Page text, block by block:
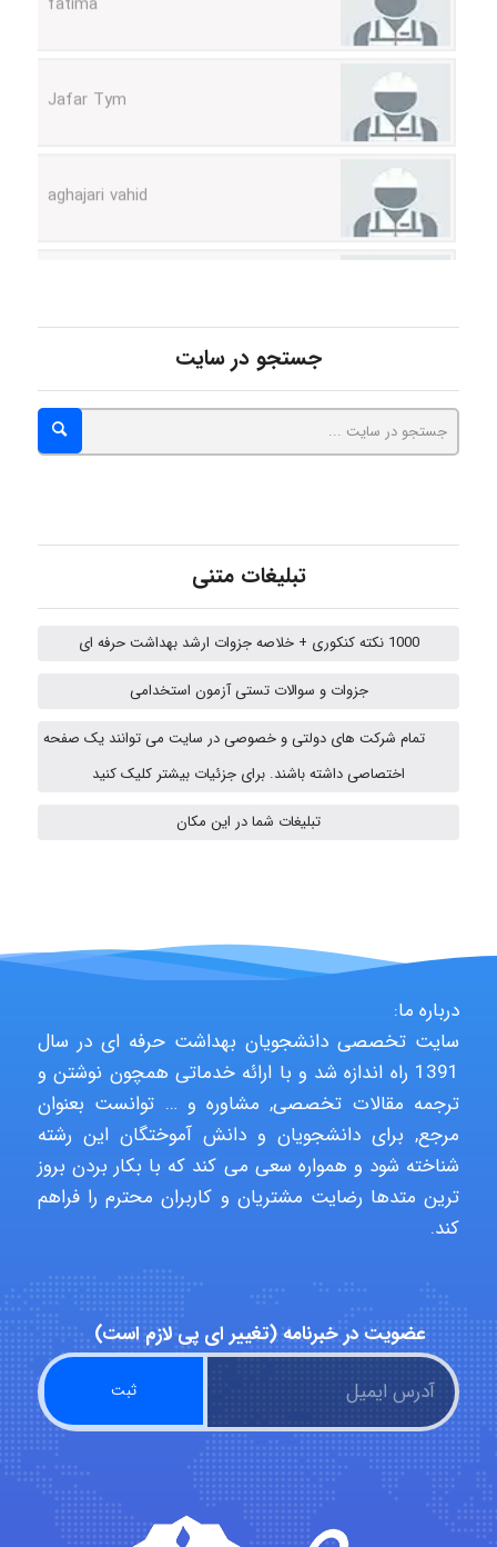
hosein abdolvand
aghajari vahid
Poubakhtiari
Alirez0990
hosein abdolvand
Kati
جستجو در سایت
تبلیغات متنی
1000 نکته کنکوری + خلاصه جزوات ارشد بهداشت حرفه ای
جزوات و سوالات تستی آزمون استخدامی
تمام شرکت های دولتی و خصوصی در سایت می توانند یک صفحه
اختصاصی داشته باشند. برای جزئیات بیشتر کلیک کنید
تبلیغات شما در این مکان
درباره ما:
سایت تخصصی دانشجویان بهداشت حرفه ای در سال
1391 راه اندازه شد و با ارائه خدماتی همچون نوشتن و
ترجمه مقالات تخصصی, مشاوره و … توانست بعنوان
مرجع, برای دانشجویان و دانش آموختگان این رشته
شناخته شود و همواره سعی می کند که با بکار بردن بروز
ترین متدها رضایت مشتریان و کاربران محترم را فراهم
کند.
عضویت در خبرنامه (تغییر ای پی لازم است)